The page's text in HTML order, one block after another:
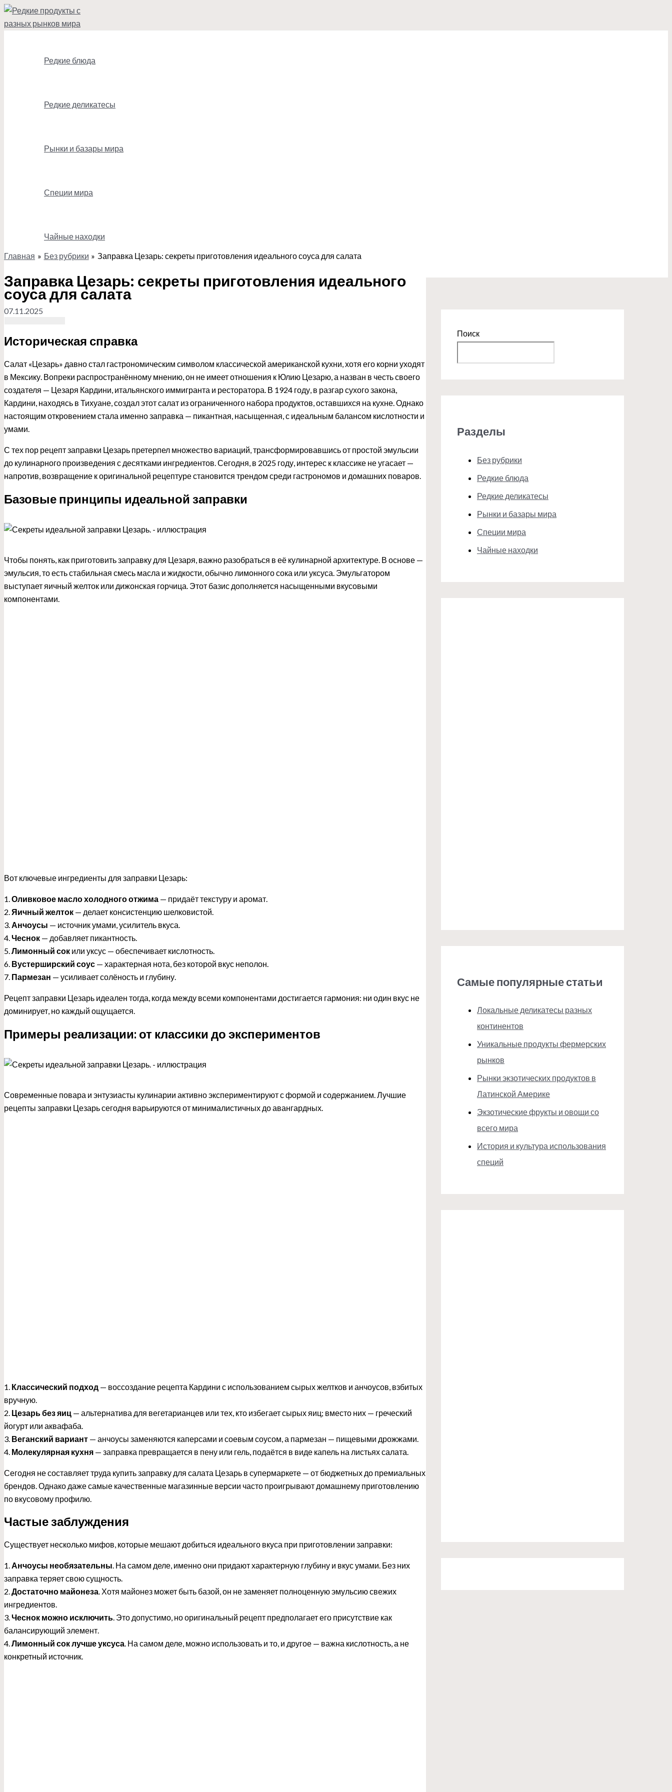
Перейти
к
Редкие блюда
Редкие деликатесы
Рынки и базары мира
Специи мира
Чайные находки
Главная Без рубрики Заправка Цезарь: секреты приготовления идеального соуса для салата
Заправка Цезарь: секреты приготовления идеального
соуса для салата
07.11.2025
Историческая справка
Салат «Цезарь» давно стал гастрономическим символом классической американской кухни, хотя его корни уходят
в Мексику. Вопреки распространённому мнению, он не имеет отношения к Юлию Цезарю, а назван в честь своего
создателя — Цезаря Кардини, итальянского иммигранта и ресторатора. В 1924 году, в разгар сухого закона,
Кардини, находясь в Тихуане, создал этот салат из ограниченного набора продуктов, оставшихся на кухне. Однако
настоящим откровением стала именно заправка — пикантная, насыщенная, с идеальным балансом кислотности и
умами.
С тех пор рецепт заправки Цезарь претерпел множество вариаций, трансформировавшись от простой эмульсии
до кулинарного произведения с десятками ингредиентов. Сегодня, в 2025 году, интерес к классике не угасает —
напротив, возвращение к оригинальной рецептуре становится трендом среди гастрономов и домашних поваров.
Базовые принципы идеальной заправки
Чтобы понять, как приготовить заправку для Цезаря, важно разобраться в её кулинарной архитектуре. В основе —
эмульсия, то есть стабильная смесь масла и жидкости, обычно лимонного сока или уксуса. Эмульгатором
выступает яичный желток или дижонская горчица. Этот базис дополняется насыщенными вкусовыми
компонентами.
Вот ключевые ингредиенты для заправки Цезарь:
1. Оливковое масло холодного отжима — придаёт текстуру и аромат.
2. Яичный желток — делает консистенцию шелковистой.
3. Анчоусы — источник умами, усилитель вкуса.
4. Чеснок — добавляет пикантность.
5. Лимонный сок или уксус — обеспечивает кислотность.
6. Вустерширский соус — характерная нота, без которой вкус неполон.
7. Пармезан — усиливает солёность и глубину.
Рецепт заправки Цезарь идеален тогда, когда между всеми компонентами достигается гармония: ни один вкус не
доминирует, но каждый ощущается.
Примеры реализации: от классики до экспериментов
Современные повара и энтузиасты кулинарии активно экспериментируют с формой и содержанием. Лучшие
рецепты заправки Цезарь сегодня варьируются от минималистичных до авангардных.
1. Классический подход — воссоздание рецепта Кардини с использованием сырых желтков и анчоусов, взбитых
вручную.
2. Цезарь без яиц — альтернатива для вегетарианцев или тех, кто избегает сырых яиц; вместо них — греческий
йогурт или аквафаба.
3. Веганский вариант — анчоусы заменяются каперсами и соевым соусом, а пармезан — пищевыми дрожжами.
4. Молекулярная кухня — заправка превращается в пену или гель, подаётся в виде капель на листьях салата.
Сегодня не составляет труда купить заправку для салата Цезарь в супермаркете — от бюджетных до премиальных
брендов. Однако даже самые качественные магазинные версии часто проигрывают домашнему приготовлению
по вкусовому профилю.
Частые заблуждения
Существует несколько мифов, которые мешают добиться идеального вкуса при приготовлении заправки:
1.Анчоусы необязательны. На самом деле, именно они придают характерную глубину и вкус умами. Без них
заправка теряет свою сущность.
2.Достаточно майонеза. Хотя майонез может быть базой, он не заменяет полноценную эмульсию свежих
ингредиентов.
3.Чеснок можно исключить. Это допустимо, но оригинальный рецепт предполагает его присутствие как
балансирующий элемент.
4.Лимонный сок лучше уксуса. На самом деле, можно использовать и то, и другое — важна кислотность, а не
конкретный источник.
Поиск
Разделы
Без рубрики
Редкие блюда
Редкие деликатесы
Рынки и базары мира
Специи мира
Чайные находки
Самые популярные статьи
Локальные деликатесы разных
континентов
Уникальные продукты фермерских
рынков
Рынки экзотических продуктов в
Латинской Америке
Экзотические фрукты и овощи со
всего мира
История и культура использования
специй